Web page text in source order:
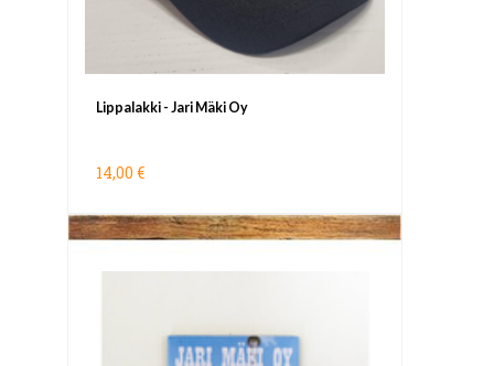
Lippalakki - Jari Mäki Oy
14,00 €